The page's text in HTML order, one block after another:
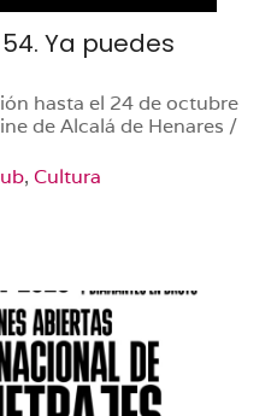
Ya puedes
hasta el 24 de octubre
de Alcalá de Henares /
, Cultura